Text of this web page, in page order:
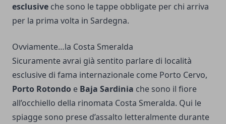
esclusive che sono le tappe obbligate per chi arriva
per la prima volta in Sardegna.
Ovviamente…la Costa Smeralda
Sicuramente avrai già sentito parlare di località
esclusive di fama internazionale come Porto Cervo,
Porto Rotondo e Baja Sardinia che sono il fiore
all’occhiello della rinomata Costa Smeralda. Qui le
spiagge sono prese d’assalto letteralmente durante